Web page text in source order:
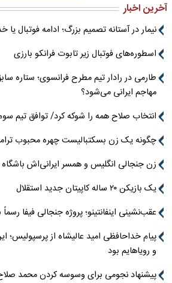
آخرین اخبار
نیمار در آستانه تصمیم بزرگ؛ ادامه فوتبال
اسطوره‌های فوتبال زیر تابوت فرانکو بارزی
طارمی در رادار تیم مطرح فرانسوی؛ ستاره
مهاجم ایرانی می‌شود؟
انتخاب صلاح همه را شوکه کرد/ توافق تیم
چگونه یک زن بسکتبالیست چهره محبوب
زن جنجالی انگلیس و همسر ایرانی‌اش باشگاه
یک بازیکن ۲۰ ساله کاپیتان جدید استقلال
عقب‌نشینی اینفانتینو؛ پروژه جنجالی فیفا
پیام خداحافظی امید عالیشاه از
و رویاهایم بود
پیشنهاد نجومی برای وسوسه کردن محمد